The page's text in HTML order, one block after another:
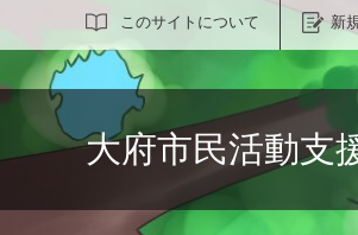
このサイトについて 新
サイト内検索
大府市民活動支